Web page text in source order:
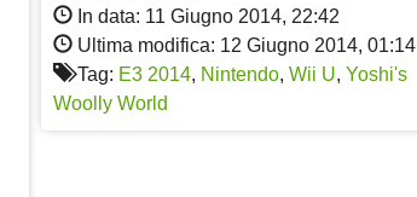
In data: 11 Giugno 2014, 22:42
Ultima modifica: 12 Giugno 2014, 01:14
Tag: E3 2014, Nintendo, Wii U, Yoshi's
Woolly World